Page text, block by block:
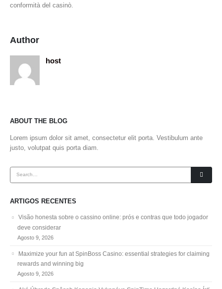
conformità del casinò.
Author
host
ABOUT THE BLOG
Lorem ipsum dolor sit amet, consectetur elit porta. Vestibulum ante
justo, volutpat quis porta diam.
ARTIGOS RECENTES
Visão honesta sobre o cassino online: prós e contras que todo jogador
deve considerar
Agosto 9, 2026
Maximize your fun at SpinBoss Casino: essential strategies for claiming
rewards and winning big
Agosto 9, 2026